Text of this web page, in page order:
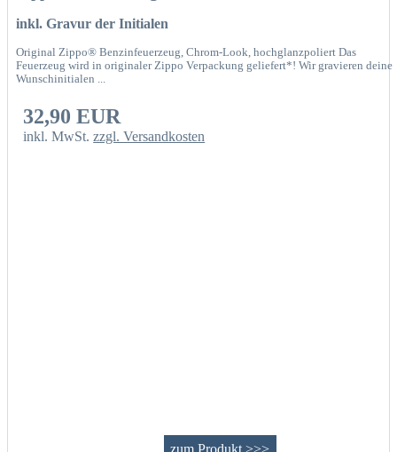
inkl. Gravur der Initialen
Original Zippo® Benzinfeuerzeug, Chrom-Look, hochglanzpoliert Das
Feuerzeug wird in originaler Zippo Verpackung geliefert*! Wir gravieren deine
Wunschinitialen ...
32,90 EUR
inkl. MwSt.zzgl. Versandkosten
zum Produkt >>>